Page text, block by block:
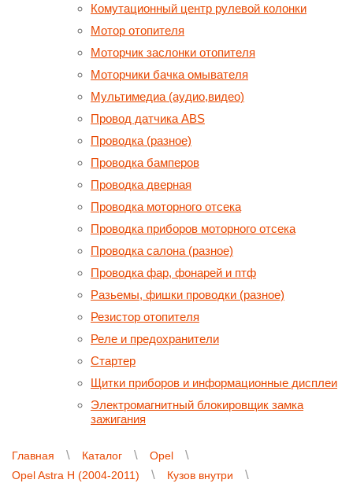
Комутационный центр рулевой колонки
Мотор отопителя
Моторчик заслонки отопителя
Моторчики бачка омывателя
Мультимедиа (аудио,видео)
Провод датчика ABS
Проводка (разное)
Проводка бамперов
Проводка дверная
Проводка моторного отсека
Проводка приборов моторного отсека
Проводка салона (разное)
Проводка фар, фонарей и птф
Разьемы, фишки проводки (разное)
Резистор отопителя
Реле и предохранители
Стартер
Щитки приборов и информационные дисплеи
Электромагнитный блокировщик замка
зажигания
Главная Каталог
Opel
Opel Astra H (2004-2011)
Кузов внутри